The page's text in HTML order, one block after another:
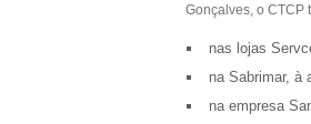
Gonçalves, o CTCP
nas lojas
na Sabrimar, à
na empresa